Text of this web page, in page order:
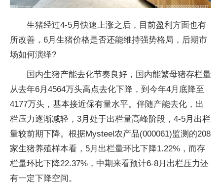
生猪经过4-5月快速上涨之后，目前盈利方面也有
所改善，6月生猪价格是否还能维持强势格局，后期市
场如何演绎?
国内生猪产能去化节奏良好，国内能繁母猪存栏量
从去年6月4564万头高点去化下降，到今年4月底降至
4177万头，基本接近保有量水平。伴随产能去化，出
栏压力逐渐减轻，3月处于出栏量高峰阶段，4-5月出栏
量较前期下降。根据Mysteel农产品(000061)监测的208
家生猪养殖样本看，5月出栏量环比下降1.22%，而存
栏量环比下降22.37%，中期来看预计6-8月出栏压力还
有一定下降空间。